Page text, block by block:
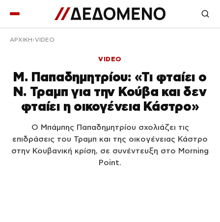
ΑΡΧΙΚΉ VIDEO
VIDEO
Μ. Παπαδημητρίου: «Τι φταίει ο
Ν. Τραμπ για την Κούβα και δεν
φταίει η οικογένεια Κάστρο»
Ο Μπάμπης Παπαδημητρίου σχολιάζει τις
επιδράσεις του Τραμπ και της οικογένειας Κάστρο
στην Κουβανική κρίση, σε συνέντευξη στο Morning
Point.